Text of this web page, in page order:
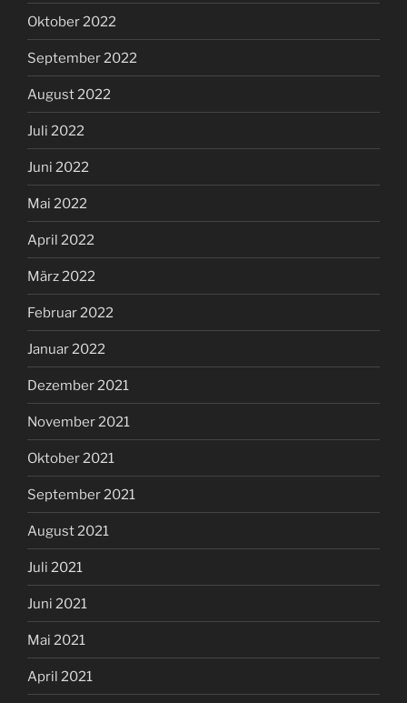
Oktober 2022
September 2022
August 2022
Juli 2022
Juni 2022
Mai 2022
April 2022
März 2022
Februar 2022
Januar 2022
Dezember 2021
November 2021
Oktober 2021
September 2021
August 2021
Juli 2021
Juni 2021
Mai 2021
April 2021